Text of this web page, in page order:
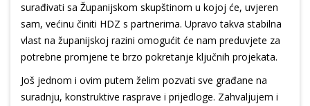
surađivati sa Županijskom skupštinom u kojoj će, uvjeren
sam, većinu činiti HDZ s partnerima. Upravo takva stabilna
vlast na županijskoj razini omogućit će nam preduvjete za
potrebne promjene te brzo pokretanje ključnih projekata.
Još jednom i ovim putem želim pozvati sve građane na
suradnju, konstruktive rasprave i prijedloge. Zahvaljujem i